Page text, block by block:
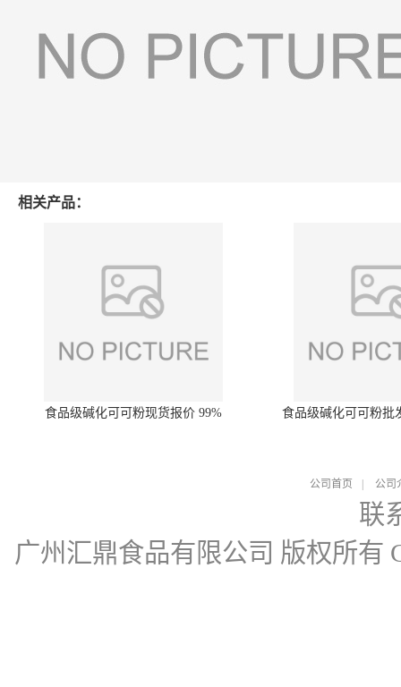
相关产品：
食品级碱化可可粉现货报价 99% 食品级碱化可可粉批
公司首页 公司
联
广州汇鼎食品有限公司 版权所有